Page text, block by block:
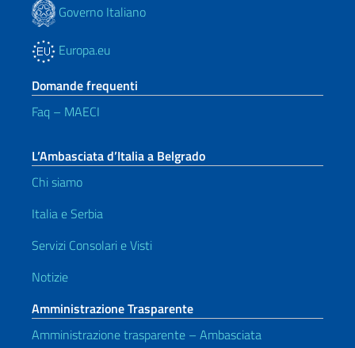
Governo Italiano
Europa.eu
Domande frequenti
Faq – MAECI
L’Ambasciata d’Italia a Belgrado
Chi siamo
Italia e Serbia
Servizi Consolari e Visti
Notizie
Amministrazione Trasparente
Amministrazione trasparente – Ambasciata